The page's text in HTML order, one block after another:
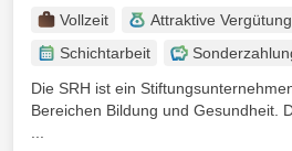
Vollzeit Attraktive Vergütung
Schichtarbeit
Die SRH ist ein
Bereichen Bildung und Gesundheit.